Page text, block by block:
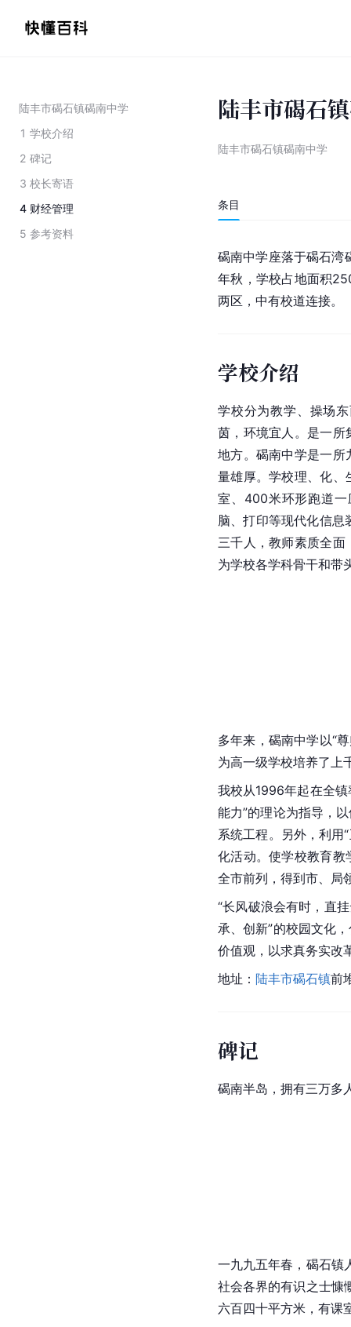
陆丰市碣石镇碣南中学
1 学校介绍
2 碑记
3 校长寄语
4 财经管理
5 参考资料
陆丰市碣石
陆丰市碣石镇碣南中学
条目
碣南中学座落于碣石湾
年秋，学校占地面积
两区，中有校道连接。
学校介绍
学校分为教学、操场
茵，环境宜人。是一所
地方。碣南中学是一所
量雄厚。学校理、化
室、400米环形跑道
脑、打印等现代化信
三千人，教师素质全
为学校各学科骨干和带
多年来，碣南中学以“
为高一级学校培养了上
我校从1996年起在全镇
能力”的理论为指导，
系统工程。另外，利用
化活动。使学校教育
全市前列，得到市、局
“长风破浪会有时，直
承、创新”的校园文化
价值观，以求真务实改
地址： 陆丰市碣石镇前
碑记
碣南半岛，拥有三万多
一九九五年春， 碣石镇
社会各界的有识之士慷
六百四十平方米，有课